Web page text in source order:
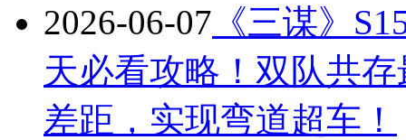
2026-06-07 《三谋》
天必看攻略！双队共
差距，实现弯道超车！